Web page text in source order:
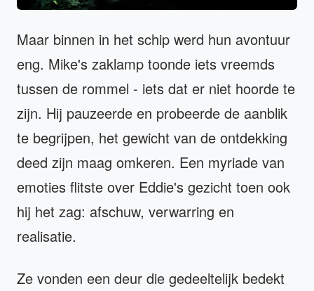
Maar binnen in het schip werd hun avontuur
eng. Mike's zaklamp toonde iets vreemds
tussen de rommel - iets dat er niet hoorde te
zijn. Hij pauzeerde en probeerde de aanblik
te begrijpen, het gewicht van de ontdekking
deed zijn maag omkeren. Een myriade van
emoties flitste over Eddie's gezicht toen ook
hij het zag: afschuw, verwarring en
realisatie.
Ze vonden een deur die gedeeltelijk bedekt